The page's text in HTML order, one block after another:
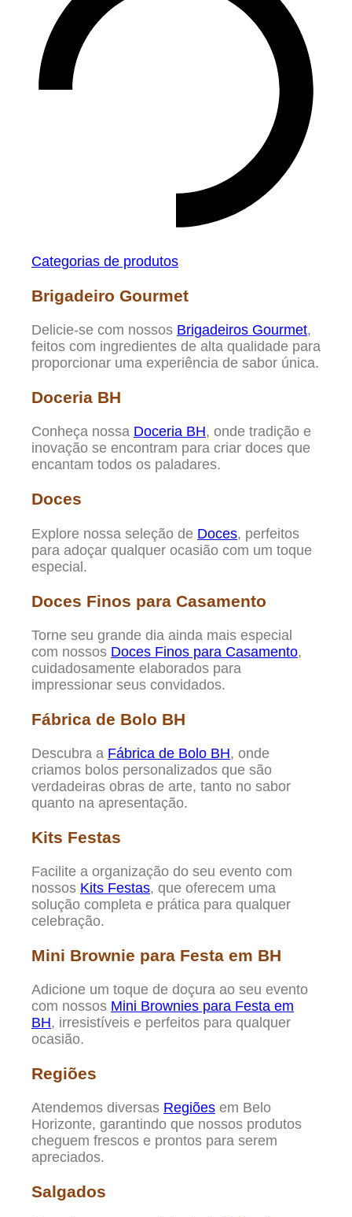
Categorias de produtos
Brigadeiro Gourmet
Delicie-se com nossos Brigadeiros Gourmet,
feitos com ingredientes de alta qualidade para
proporcionar uma experiência de sabor única.
Doceria BH
Conheça nossa Doceria BH, onde tradição e
inovação se encontram para criar doces que
encantam todos os paladares.
Doces
Explore nossa seleção de Doces, perfeitos
para adoçar qualquer ocasião com um toque
especial.
Doces Finos para Casamento
Torne seu grande dia ainda mais especial
com nossos Doces Finos para Casamento,
cuidadosamente elaborados para
impressionar seus convidados.
Fábrica de Bolo BH
Descubra a Fábrica de Bolo BH, onde
criamos bolos personalizados que são
verdadeiras obras de arte, tanto no sabor
quanto na apresentação.
Kits Festas
Facilite a organização do seu evento com
nossos Kits Festas, que oferecem uma
solução completa e prática para qualquer
celebração.
Mini Brownie para Festa em BH
Adicione um toque de doçura ao seu evento
com nossos Mini Brownies para Festa em
BH, irresistíveis e perfeitos para qualquer
ocasião.
Regiões
Atendemos diversas Regiões em Belo
Horizonte, garantindo que nossos produtos
cheguem frescos e prontos para serem
apreciados.
Salgados